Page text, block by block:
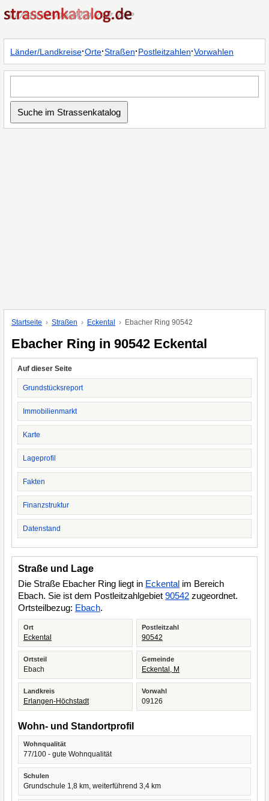
Länder/Landkreise·Orte·Straßen·Postleitzahlen·Vorwahlen
Startseite Straßen Eckental Ebacher Ring 90542
Ebacher Ring in 90542 Eckental
Auf dieser Seite
Grundstücksreport
Immobilienmarkt
Karte
Lageprofil
Fakten
Finanzstruktur
Datenstand
Straße und Lage
Die Straße Ebacher Ring liegt in Eckental im Bereich
Ebach. Sie ist dem Postleitzahlgebiet 90542 zugeordnet.
Ortsteilbezug: Ebach.
Ort
Eckental
Postleitzahl
90542
Ortsteil
Ebach
Gemeinde
Eckental, M
Landkreis
Erlangen-Höchstadt
Vorwahl
09126
Wohn- und Standortprofil
Wohnqualität
77/100 - gute Wohnqualität
Schulen
Grundschule 1,8 km, weiterführend 3,4 km